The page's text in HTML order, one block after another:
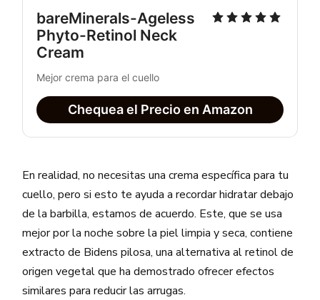
bareMinerals-Ageless
Phyto-Retinol Neck
Cream
Mejor crema para el cuello
Chequea el Precio en Amazon
En realidad, no necesitas una crema específica para tu
cuello, pero si esto te ayuda a recordar hidratar debajo
de la barbilla, estamos de acuerdo. Este, que se usa
mejor por la noche sobre la piel limpia y seca, contiene
extracto de Bidens pilosa, una alternativa al retinol de
origen vegetal que ha demostrado ofrecer efectos
similares para reducir las arrugas.